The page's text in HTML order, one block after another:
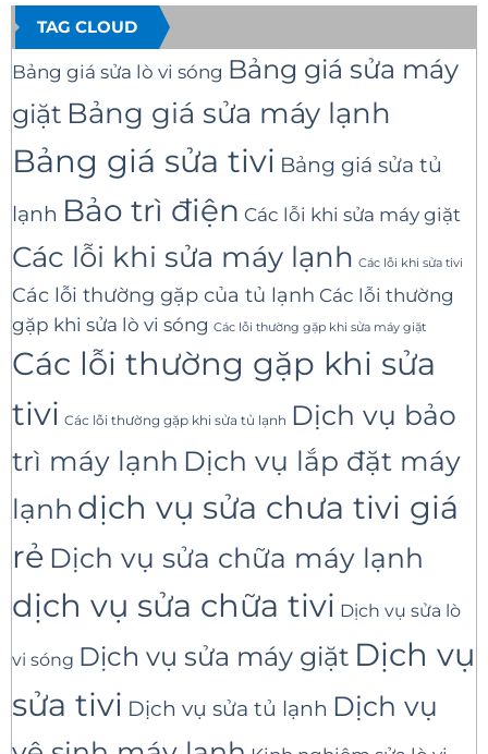
TAG CLOUD
Bảng giá sửa lò vi sóng Bảng giá sửa máy
giặt Bảng giá sửa máy lạnh
Bảng giá sửa tivi Bảng giá sửa tủ
lạnh Bảo trì điện Các lỗi khi sửa máy giặt
Các lỗi khi sửa máy lạnh Các lỗi khi sửa tivi
Các lỗi thường gặp của tủ lạnh Các lỗi thường
gặp khi sửa lò vi sóng Các lỗi thường gặp khi sửa máy giặt
Các lỗi thường gặp khi sửa
tivi Các lỗi thường gặp khi sửa tủ lạnh Dịch vụ bảo
trì máy lạnh Dịch vụ lắp đặt máy
lạnh dịch vụ sửa chưa tivi giá
rẻ Dịch vụ sửa chữa máy lạnh
dịch vụ sửa chữa tivi Dịch vụ sửa lò
vi sóng Dịch vụ sửa máy giặt Dịch vụ
sửa tivi Dịch vụ sửa tủ lạnh Dịch vụ